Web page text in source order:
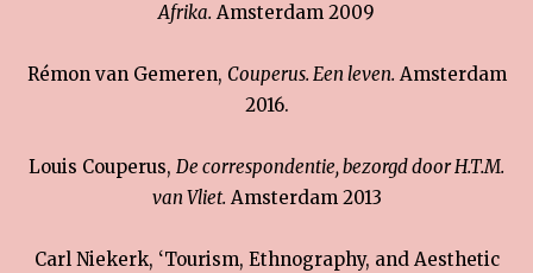
Afrika. Amsterdam 2009
Rémon van Gemeren, Couperus. Een leven. Amsterdam
2016.
Louis Couperus, De correspondentie, bezorgd door H.T.M.
van Vliet. Amsterdam 2013
Carl Niekerk, ‘Tourism, Ethnography, and Aesthetic